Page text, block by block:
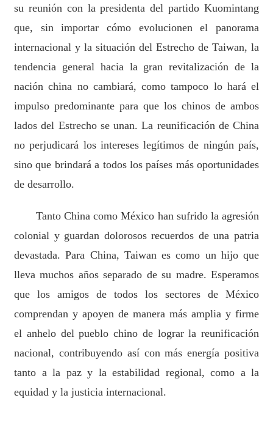
su reunión con la presidenta del partido Kuomintang
que, sin importar cómo evolucionen el panorama
internacional y la situación del Estrecho de Taiwan, la
tendencia general hacia la gran revitalización de la
nación china no cambiará, como tampoco lo hará el
impulso predominante para que los chinos de ambos
lados del Estrecho se unan. La reunificación de China
no perjudicará los intereses legítimos de ningún país,
sino que brindará a todos los países más oportunidades
de desarrollo.
Tanto China como México han sufrido la agresión
colonial y guardan dolorosos recuerdos de una patria
devastada. Para China, Taiwan es como un hijo que
lleva muchos años separado de su madre. Esperamos
que los amigos de todos los sectores de México
comprendan y apoyen de manera más amplia y firme
el anhelo del pueblo chino de lograr la reunificación
nacional, contribuyendo así con más energía positiva
tanto a la paz y la estabilidad regional, como a la
equidad y la justicia internacional.